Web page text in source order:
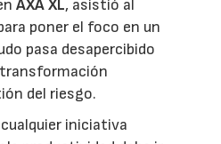
AXA XL, asistió al
poner el foco en un
pasa desapercibido
del riesgo.
iniciativa